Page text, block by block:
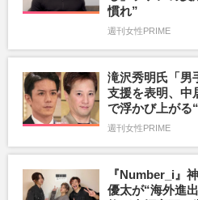
慣れ”
週刊女性PRIME
滝沢秀明氏「男
支援を表明、中
で浮かび上がる
週刊女性PRIME
『Number_i』
優太が“海外進